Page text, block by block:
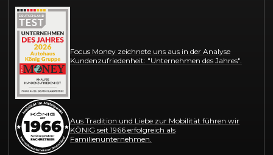
Focus Money zeichnete uns aus in der Analyse
Kundenzufriedenheit: "Unternehmen des Jahres".
Aus Tradition und Liebe zur Mobilität führen wir
KÖNIG seit 1966 erfolgreich als
Familienunternehmen.